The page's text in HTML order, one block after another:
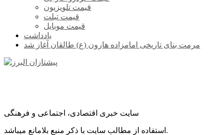
قیمت تلویزیون
قیمت تبلت
قیمت موبایل
یادداشت
مرمت بنای تاریخی امامزاده هارون (ع) طالقان آغاز شد
سایت خبری اقتصادی، اجتماعی و فرهنگی
استفاده از مطالب سایت با ذکر منبع بلامانع میباشد.